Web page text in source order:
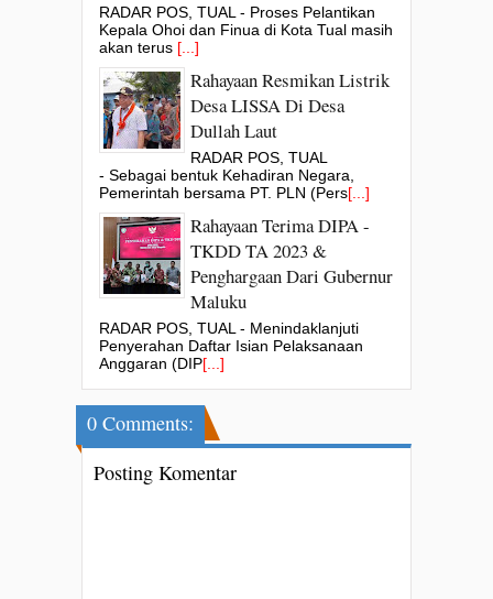
RADAR POS, TUAL - Proses Pelantikan
Kepala Ohoi dan Finua di Kota Tual masih
akan terus [...]
Rahayaan Resmikan Listrik
Desa LISSA Di Desa
Dullah Laut
RADAR POS, TUAL
- Sebagai bentuk Kehadiran Negara,
Pemerintah bersama PT. PLN (Pers[...]
Rahayaan Terima DIPA -
TKDD TA 2023 &
Penghargaan Dari Gubernur
Maluku
RADAR POS, TUAL - Menindaklanjuti
Penyerahan Daftar Isian Pelaksanaan
Anggaran (DIP[...]
0 Comments:
Posting Komentar